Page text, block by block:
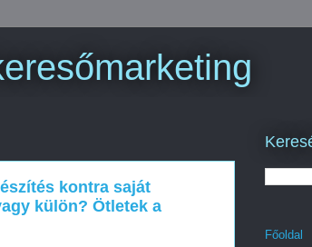
kontra saját
külön? Ötletek a
Főoldal